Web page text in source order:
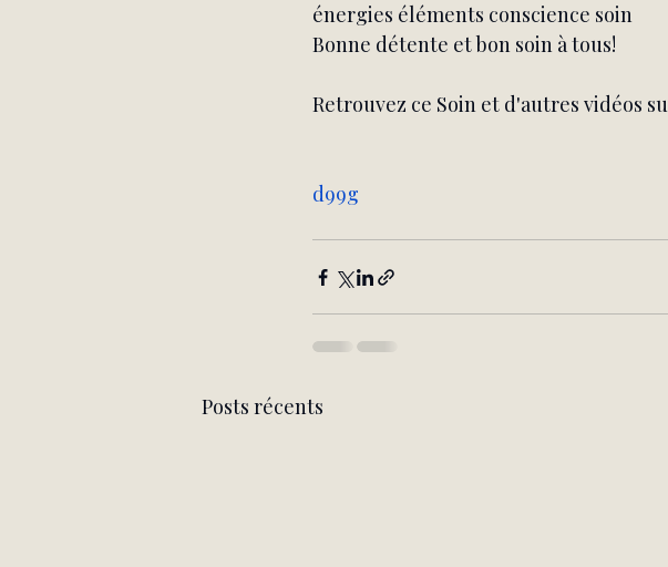
énergies éléments conscience soin
Bonne détente et bon soin à tous!
Retrouvez ce Soin et d'autres vidéos
d99g
Posts récents